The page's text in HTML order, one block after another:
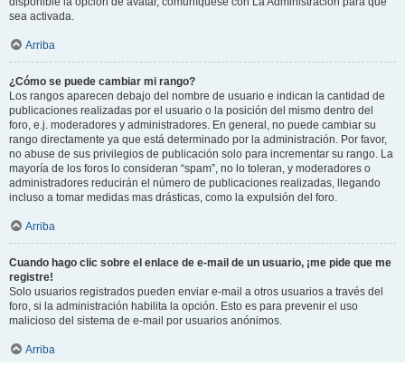
sea activada.
Arriba
¿Cómo se puede cambiar mi rango?
Los rangos aparecen debajo del nombre de usuario e indican la cantidad de
publicaciones realizadas por el usuario o la posición del mismo dentro del
foro, e.j. moderadores y administradores. En general, no puede cambiar su
rango directamente ya que está determinado por la administración. Por favor,
no abuse de sus privilegios de publicación solo para incrementar su rango. La
mayoría de los foros lo consideran “spam”, no lo toleran, y moderadores o
administradores reducirán el número de publicaciones realizadas, llegando
incluso a tomar medidas mas drásticas, como la expulsión del foro.
Arriba
Cuando hago clic sobre el enlace de e-mail de un usuario, ¡me pide que me
registre!
Solo usuarios registrados pueden enviar e-mail a otros usuarios a través del
foro, si la administración habilita la opción. Esto es para prevenir el uso
malicioso del sistema de e-mail por usuarios anónimos.
Arriba